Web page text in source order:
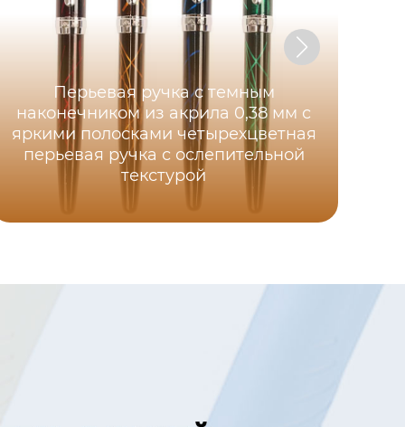
Перьевая ручка с темным
наконечником из акрила 0,38 мм с
яркими полосками четырехцветная
перьевая ручка с ослепительной
текстурой